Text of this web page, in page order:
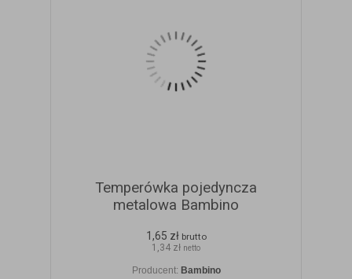
Temperówka pojedyncza
metalowa Bambino
1,65 zł brutto
1,34 zł netto
Producent: Bambino